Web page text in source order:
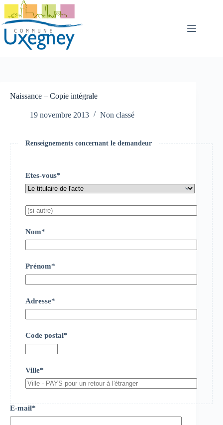
Passer
contenu
Naissance – Copie intégrale
19 novembre 2013 Non classé
Renseignements concernant le demandeur
Etes-vous*
Nom*
Prénom*
Adresse*
Code postal*
Ville*
E-mail*